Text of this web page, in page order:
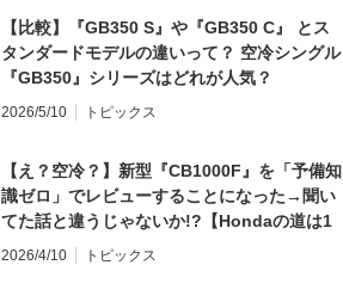
【比較】『GB350 S』や『GB350 C』 とス
タンダードモデルの違いって？ 空冷シングル
『GB350』シリーズはどれが人気？
2026/5/10 トピックス
【え？空冷？】新型『CB1000F』を「予備知
識ゼロ」でレビューすることになった→聞い
てた話と違うじゃないか!?【Hondaの道は1
日にしてならず／CB1000F ①第一印象 編】
2026/4/10 トピックス